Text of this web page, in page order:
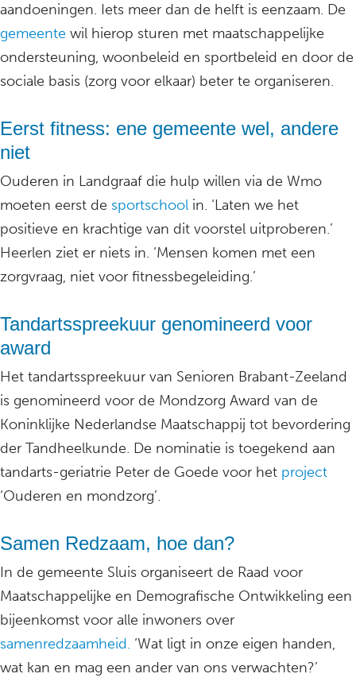
aandoeningen. Iets meer dan de helft is eenzaam. De
gemeente wil hierop sturen met maatschappelijke
ondersteuning, woonbeleid en sportbeleid en door de
sociale basis (zorg voor elkaar) beter te organiseren.
Eerst fitness: ene gemeente wel, andere
niet
Ouderen in Landgraaf die hulp willen via de Wmo
moeten eerst de sportschool in. ‘Laten we het
positieve en krachtige van dit voorstel uitproberen.’
Heerlen ziet er niets in. ‘Mensen komen met een
zorgvraag, niet voor fitnessbegeleiding.’
Tandartsspreekuur genomineerd voor
award
Het tandartsspreekuur van Senioren Brabant-Zeeland
is genomineerd voor de Mondzorg Award van de
Koninklijke Nederlandse Maatschappij tot bevordering
der Tandheelkunde. De nominatie is toegekend aan
tandarts-geriatrie Peter de Goede voor het project
‘Ouderen en mondzorg’.
Samen Redzaam, hoe dan?
In de gemeente Sluis organiseert de Raad voor
Maatschappelijke en Demografische Ontwikkeling een
bijeenkomst voor alle inwoners over
samenredzaamheid. ‘Wat ligt in onze eigen handen,
wat kan en mag een ander van ons verwachten?’